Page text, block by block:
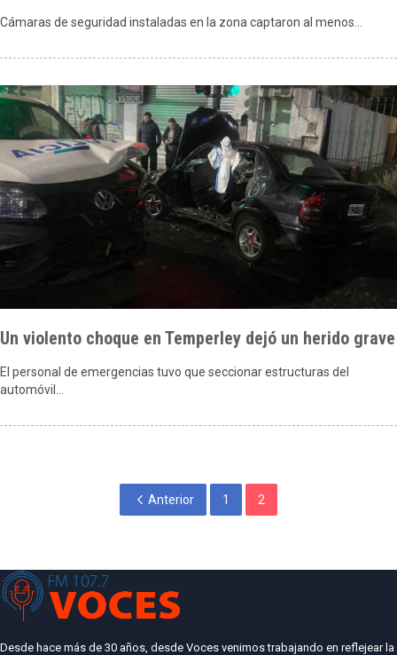
Cámaras de seguridad instaladas en la zona captaron al menos…
Un violento choque en Temperley dejó un herido grave
El personal de emergencias tuvo que seccionar estructuras del
automóvil…
Anterior 1 2
Desde hace más de 30 años, desde Voces venimos trabajando en reflejear la